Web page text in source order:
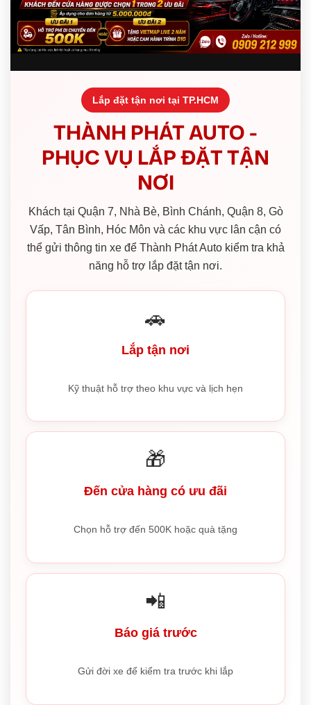
Lắp đặt tận nơi tại TP.HCM
THÀNH PHÁT AUTO -
PHỤC VỤ LẮP ĐẶT TẬN
NƠI
Khách tại Quận 7, Nhà Bè, Bình Chánh, Quận 8, Gò
Vấp, Tân Bình, Hóc Môn và các khu vực lân cận có
thể gửi thông tin xe để Thành Phát Auto kiểm tra khả
năng hỗ trợ lắp đặt tận nơi.
🚗
Lắp tận nơi
Kỹ thuật hỗ trợ theo khu vực và lịch hẹn
🎁
Đến cửa hàng có ưu đãi
Chọn hỗ trợ đến 500K hoặc quà tặng
📲
Báo giá trước
Gửi đời xe để kiểm tra trước khi lắp